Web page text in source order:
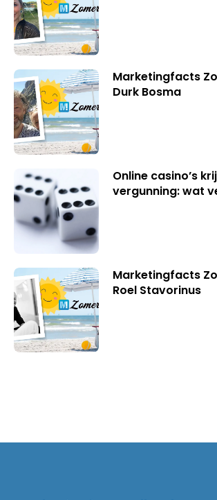
Marketingfacts
Durk Bosma
Online casino’s
vergunning: wat
Marketingfacts
Roel Stavorinus